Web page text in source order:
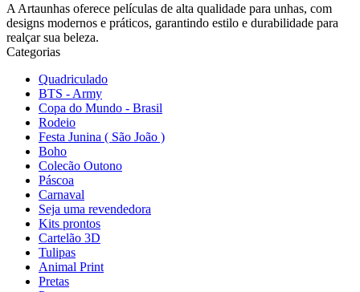
A Artaunhas oferece películas de alta qualidade para unhas, com
designs modernos e práticos, garantindo estilo e durabilidade para
realçar sua beleza.
Categorias
Quadriculado
BTS - Army
Copa do Mundo - Brasil
Rodeio
Festa Junina ( São João )
Boho
Colecão Outono
Páscoa
Carnaval
Seja uma revendedora
Kits prontos
Cartelão 3D
Tulipas
Animal Print
Pretas